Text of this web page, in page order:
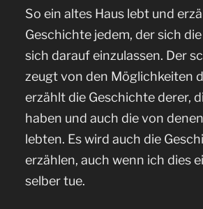
So ein altes Haus lebt und
Geschichte jedem, der sich
sich darauf einzulassen. Der
zeugt von den Möglichkeiten
erzählt die Geschichte derer,
haben und auch die von
lebten. Es wird auch die
erzählen, auch wenn ich dies
selber tue.